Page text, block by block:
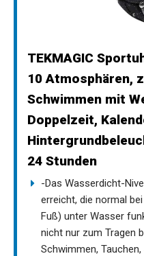
TEKMAGIC
10 Atmosphären,
Schwimmen mit
Doppelzeit,
24 Stunden
-Das Wasserdicht-
erreicht, die normal
Fuß) unter Wasser
nicht nur zum Tragen
Schwimmen,